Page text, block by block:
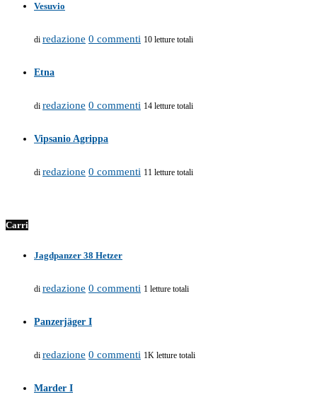
Vesuvio
di redazione 0 commenti 10 letture totali
Etna
di redazione 0 commenti 14 letture totali
Vipsanio Agrippa
di redazione 0 commenti 11 letture totali
Carri
Jagdpanzer 38 Hetzer
di redazione 0 commenti 1 letture totali
Panzerjäger I
di redazione 0 commenti 1K letture totali
Marder I